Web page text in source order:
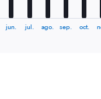
jun. jul. ago. sep. oct.